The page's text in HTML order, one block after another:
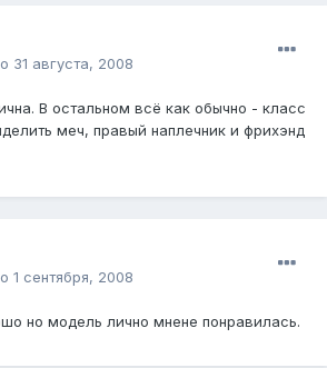
31 августа, 2008
В остальном всё как обычно - класс
меч, правый наплечник и фрихэнд
1 сентября, 2008
но модель лично мнене понравилась.